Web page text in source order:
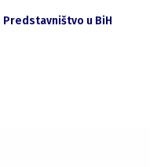
Predstavništvo u BiH